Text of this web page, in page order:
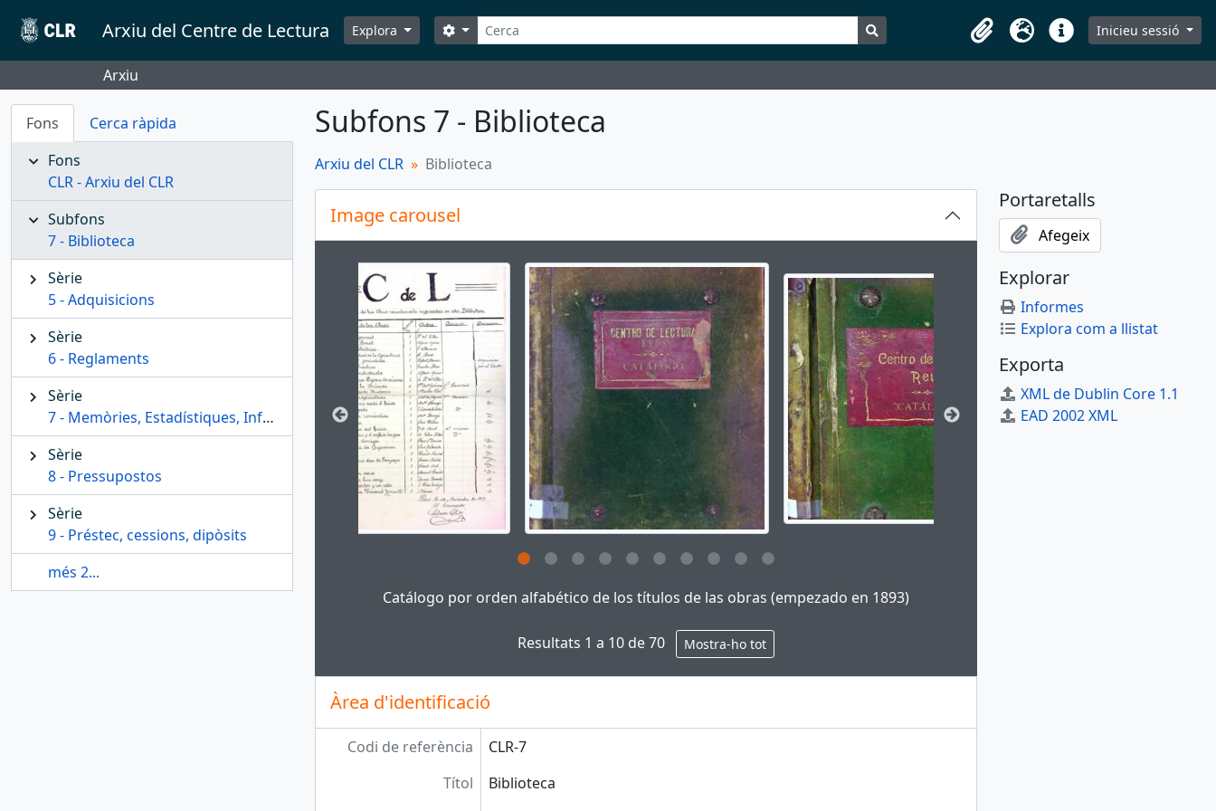
Skip to main content
Arxiu del Centre de Lectura Explora Cerca
Search options Search in browse page
Portaretalls
IdiomaDreceresInicieu sessió
Arxiu
Fons
Cerca ràpida
Fons
CLR - Arxiu del CLR
Subfons
7 - Biblioteca
Sèrie
5 - Adquisicions
Sèrie
6 - Reglaments
Sèrie
7 - Memòries, Estadístiques, Informes, Llistats
Sèrie
8 - Pressupostos
Sèrie
9 - Préstec, cessions, dipòsits
més 2...
Subfons 7 - Biblioteca
Arxiu del CLR Biblioteca
Image carousel
Changing the current slide of this carousel will change the description title displayed in the following carousel. Clicking any
Catálogo por orden alfabético de los títulos de las obras (empezado en 1893)
Resultats 1 a 10 de 70 Mostra-ho tot
Àrea d'identificació
Codi de referència
CLR-7
Títol
Biblioteca
Portaretalls
Afegeix
Explorar
Informes
Explora com a llistat
Exporta
XML de Dublin Core 1.1
EAD 2002 XML